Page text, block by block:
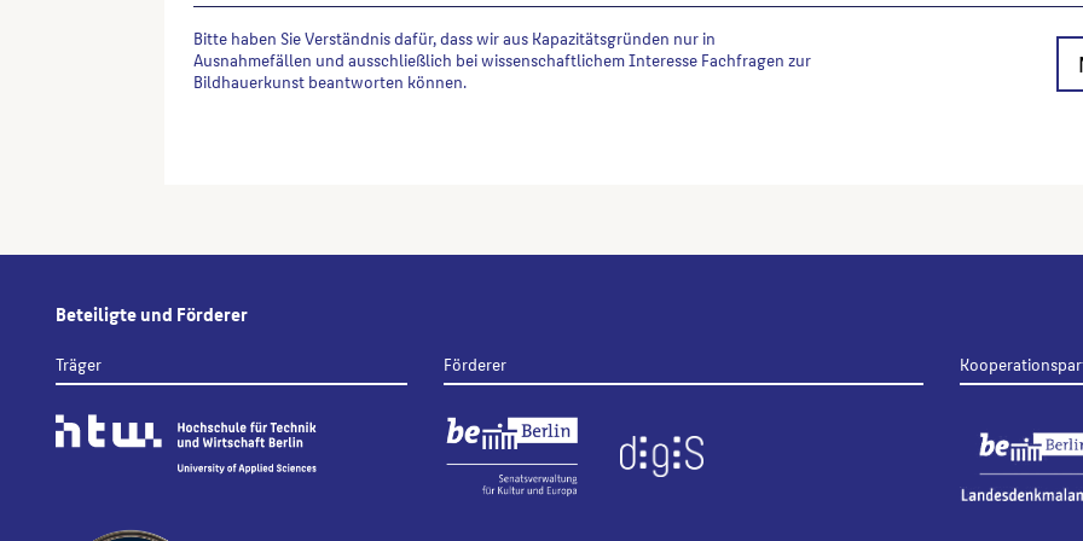
Bitte haben Sie Verständnis dafür, dass wir aus Kapazitätsgründen nur in
Ausnahmefällen und ausschließlich bei wissenschaftlichem Interesse Fachfragen zur
Bildhauerkunst beantworten können.
Beteiligte und Förderer
Träger Förderer